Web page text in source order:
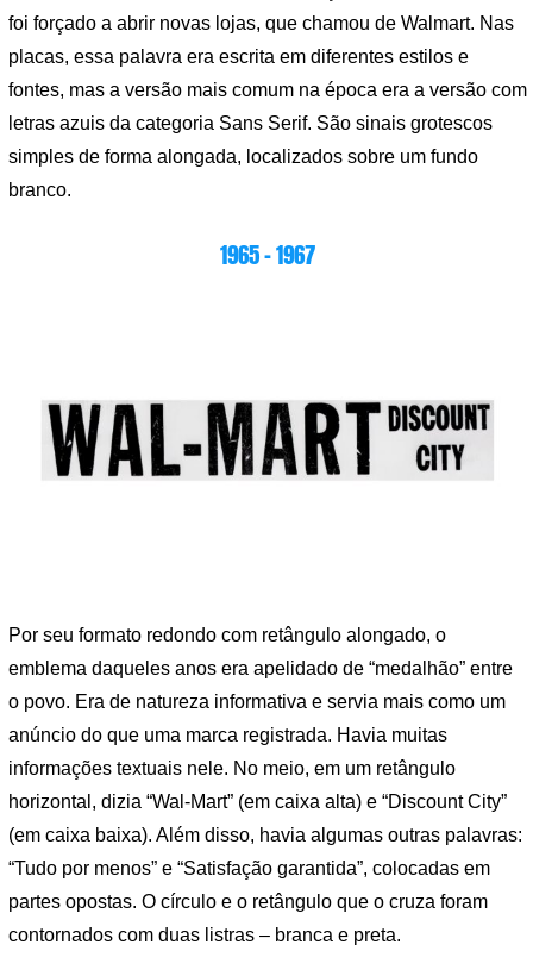
foi forçado a abrir novas lojas, que chamou de Walmart. Nas
placas, essa palavra era escrita em diferentes estilos e
fontes, mas a versão mais comum na época era a versão com
letras azuis da categoria Sans Serif. São sinais grotescos
simples de forma alongada, localizados sobre um fundo
branco.
1965 – 1967
Por seu formato redondo com retângulo alongado, o
emblema daqueles anos era apelidado de “medalhão” entre
o povo. Era de natureza informativa e servia mais como um
anúncio do que uma marca registrada. Havia muitas
informações textuais nele. No meio, em um retângulo
horizontal, dizia “Wal-Mart” (em caixa alta) e “Discount City”
(em caixa baixa). Além disso, havia algumas outras palavras:
“Tudo por menos” e “Satisfação garantida”, colocadas em
partes opostas. O círculo e o retângulo que o cruza foram
contornados com duas listras – branca e preta.